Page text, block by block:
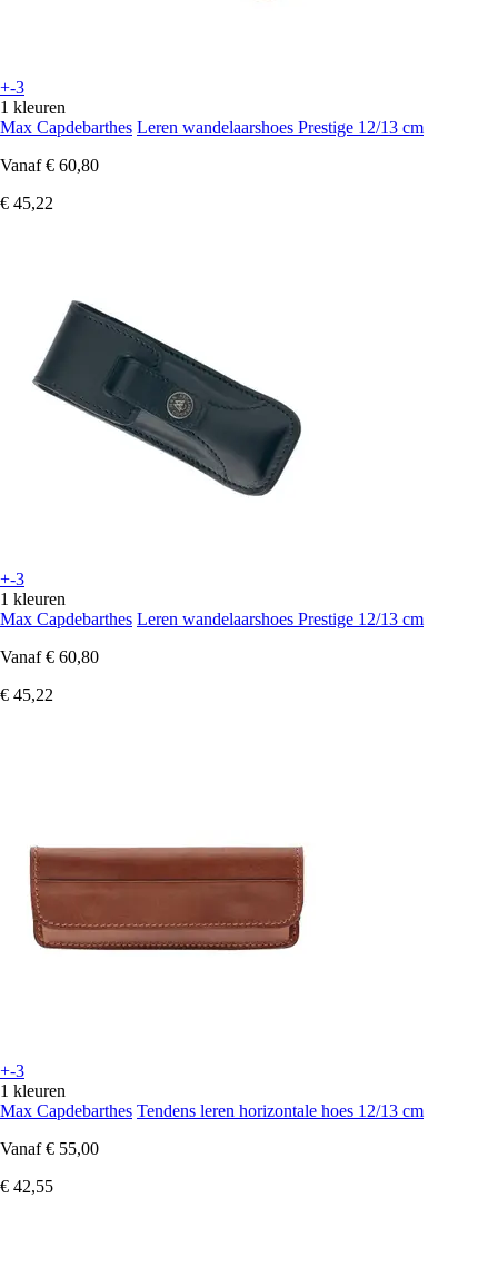
+-3
1 kleuren
Max Capdebarthes Leren wandelaarshoes Prestige 12/13 cm
Vanaf € 60,80
€ 45,22
+-3
1 kleuren
Max Capdebarthes Leren wandelaarshoes Prestige 12/13 cm
Vanaf € 60,80
€ 45,22
+-3
1 kleuren
Max Capdebarthes Tendens leren horizontale hoes 12/13 cm
Vanaf € 55,00
€ 42,55